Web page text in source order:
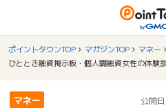
ポイントタウンTOP マガジンTOP
マネー
マネー 公開日: